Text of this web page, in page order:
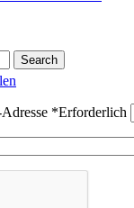
Search
*Erforderlich